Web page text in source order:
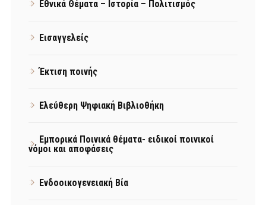
Εθνικά Θέματα – Ιστορία – Πολιτισμός
Εισαγγελείς
Έκτιση ποινής
Ελεύθερη Ψηφιακή Βιβλιοθήκη
Εμπορικά Ποινικά θέματα- ειδικοί ποινικοί
νόμοι και αποφάσεις
Ενδοοικογενειακή Βία